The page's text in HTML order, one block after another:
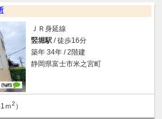
ＪＲ身延線
竪堀駅 / 徒歩16分
築年 34年 / 2階建
静岡県富士市米之宮町
ｍ2 ）